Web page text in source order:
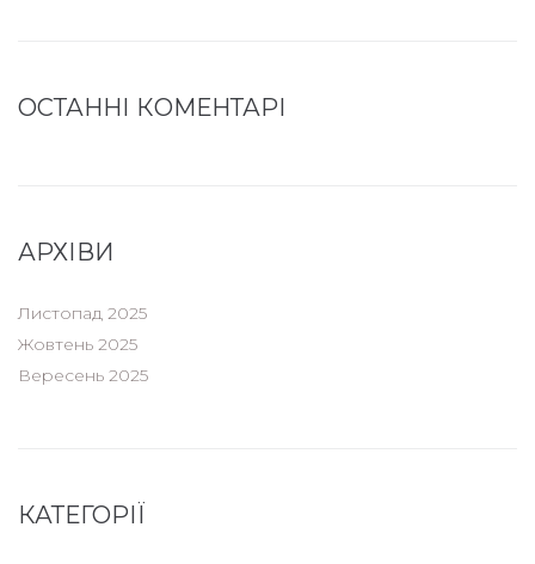
ОСТАННІ КОМЕНТАРІ
АРХІВИ
Листопад 2025
Жовтень 2025
Вересень 2025
КАТЕГОРІЇ